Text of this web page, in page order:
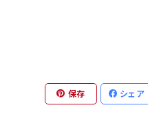
保存 シェア